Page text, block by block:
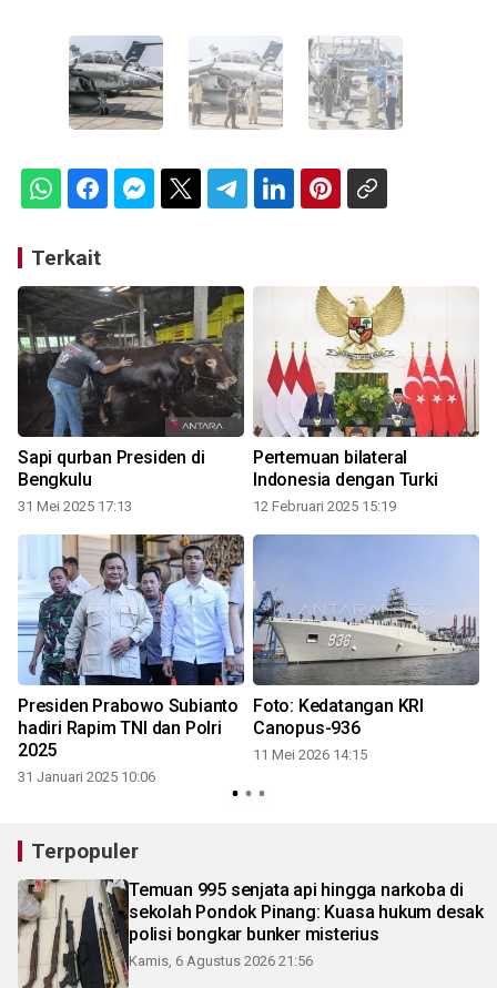
Terkait
Sapi qurban Presiden di
Bengkulu
31 Mei 2025 17:13
Pertemuan bilateral
Indonesia dengan Turki
12 Februari 2025 15:19
Presiden Prabowo Subianto
hadiri Rapim TNI dan Polri
2025
31 Januari 2025 10:06
Foto: Kedatangan KRI
Canopus-936
11 Mei 2026 14:15
Terpopuler
Temuan 995 senjata api hingga narkoba di
sekolah Pondok Pinang: Kuasa hukum desak
polisi bongkar bunker misterius
Kamis, 6 Agustus 2026 21:56